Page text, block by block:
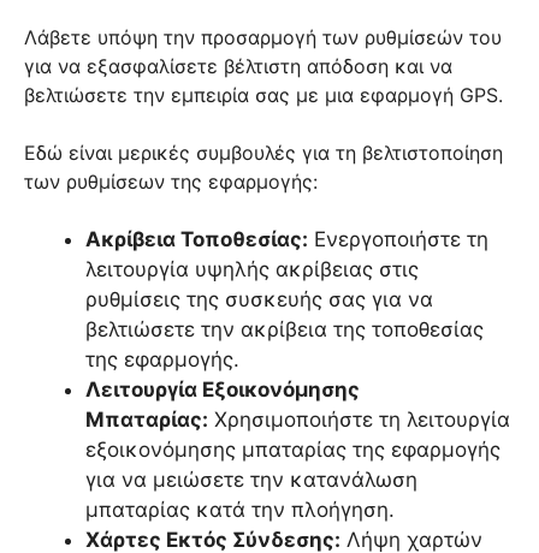
Λάβετε υπόψη την προσαρμογή των ρυθμίσεών του
για να εξασφαλίσετε βέλτιστη απόδοση και να
βελτιώσετε την εμπειρία σας με μια εφαρμογή GPS.
Εδώ είναι μερικές συμβουλές για τη βελτιστοποίηση
των ρυθμίσεων της εφαρμογής:
Ακρίβεια Τοποθεσίας: Ενεργοποιήστε τη
λειτουργία υψηλής ακρίβειας στις
ρυθμίσεις της συσκευής σας για να
βελτιώσετε την ακρίβεια της τοποθεσίας
της εφαρμογής.
Λειτουργία Εξοικονόμησης
Μπαταρίας: Χρησιμοποιήστε τη λειτουργία
εξοικονόμησης μπαταρίας της εφαρμογής
για να μειώσετε την κατανάλωση
μπαταρίας κατά την πλοήγηση.
Χάρτες Εκτός Σύνδεσης: Λήψη χαρτών